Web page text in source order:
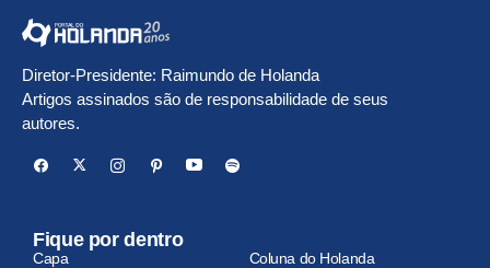
Diretor-Presidente: Raimundo de Holanda
Artigos assinados são de responsabilidade de seus
autores.
Fique por dentro
Capa
Coluna do Holanda